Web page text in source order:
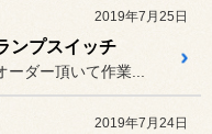
2019年7月25日
ンプスイッチ
ダー頂いて作業...
2019年7月24日